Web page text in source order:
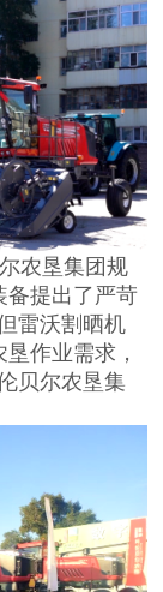
农垦集团规
备提出了严苛
雷沃割晒机
作业需求，
贝尔农垦集